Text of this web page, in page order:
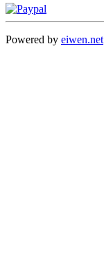
Powered by eiwen.net